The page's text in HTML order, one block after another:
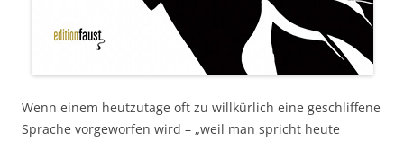
Wenn einem heutzutage oft zu willkürlich eine geschliffene
Sprache vorgeworfen wird – „weil man spricht heute